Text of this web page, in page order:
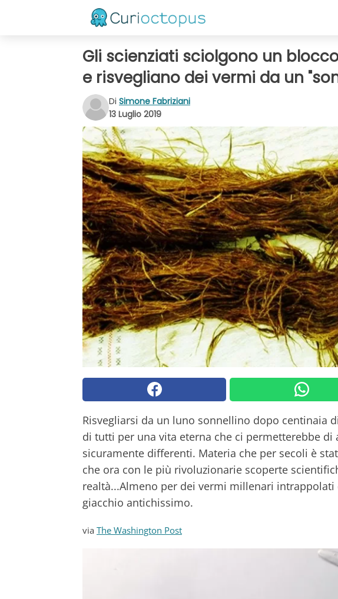
Gli scienziati sciolgono un
e risvegliano dei vermi da un
Di Simone Fabriziani
13 Luglio 2019
Risvegliarsi da un luno sonnellino dopo centinaia
di tutti per una vita eterna che ci permetterebbe di
sicuramente differenti. Materia che per secoli è
che ora con le più rivoluzionarie scoperte
realtà...Almeno per dei vermi millenari
giacchio antichissimo.
via The Washington Post